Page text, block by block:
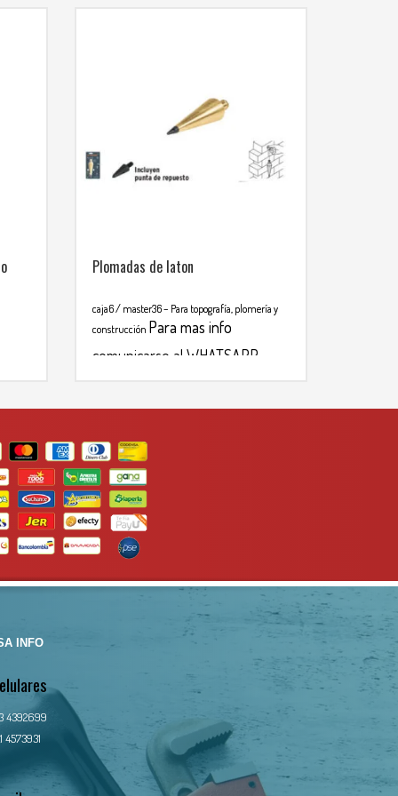
Plomadas de laton
caja6 / master36– Para topografía, plomería y
construcción Para mas info
comunicarse al WHATSAPP
INFO
4392699
4573931